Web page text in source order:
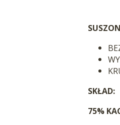
SKŁAD:
75%